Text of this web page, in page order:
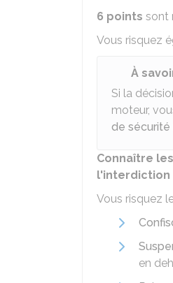
6 points sont
Vous risquez
À
Si la
moteur,
de sécurité
Connaître
l'interdiction
Vous risquez
en